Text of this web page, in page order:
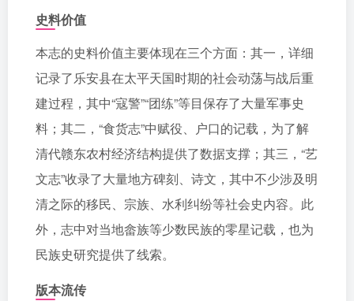
史料价值
本志的史料价值主要体现在三个方面：其一，详细
记录了乐安县在太平天国时期的社会动荡与战后重
建过程，其中“寇警”“团练”等目保存了大量军事史
料；其二，“食货志”中赋役、户口的记载，为了解
清代赣东农村经济结构提供了数据支撑；其三，“艺
文志”收录了大量地方碑刻、诗文，其中不少涉及明
清之际的移民、宗族、水利纠纷等社会史内容。此
外，志中对当地畲族等少数民族的零星记载，也为
民族史研究提供了线索。
版本流传